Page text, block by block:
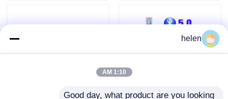
موارد
ماژول برد تقویت کننده
helen
1:10 AM
Good day, what product are you looking